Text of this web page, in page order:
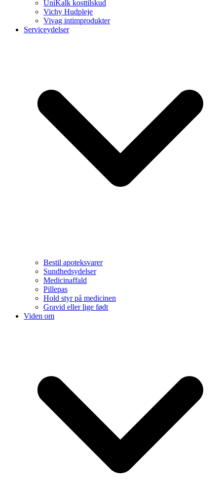
UniKalk kosttilskud
Vichy Hudpleje
Vivag intimprodukter
Serviceydelser
Bestil apoteksvarer
Sundhedsydelser
Medicinaffald
Pillepas
Hold styr på medicinen
Gravid eller lige født
Viden om